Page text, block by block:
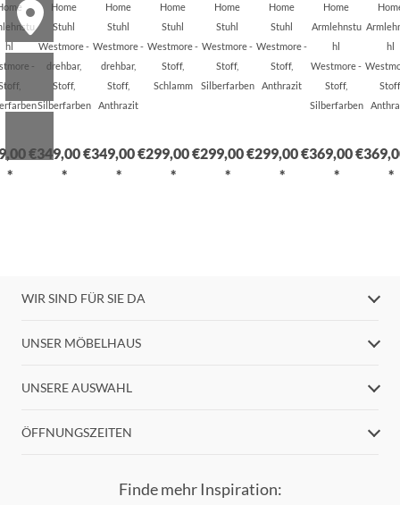
hl
-
€
*
Home
Stuhl
Westmore -
drehbar,
Stoff,
Silberfarben
349,00 €
*
Home
Stuhl
Westmore -
drehbar,
Stoff,
Anthrazit
349,00 €
*
Home
Stuhl
Westmore -
Stoff,
Schlamm
299,00 €
*
Home
Stuhl
Westmore -
Stoff,
Silberfarben
299,00 €
*
Home
Stuhl
Westmore -
Stoff,
Anthrazit
299,00 €
*
Home
Armlehnstu
hl
Westmore -
Stoff,
Silberfarben
369,00 €
*
hl
*
WIR SIND FÜR SIE DA
UNSER MÖBELHAUS
UNSERE AUSWAHL
ÖFFNUNGSZEITEN
Finde mehr Inspiration: